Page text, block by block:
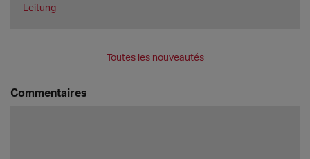
Leitung
Toutes les nouveautés
Commentaires